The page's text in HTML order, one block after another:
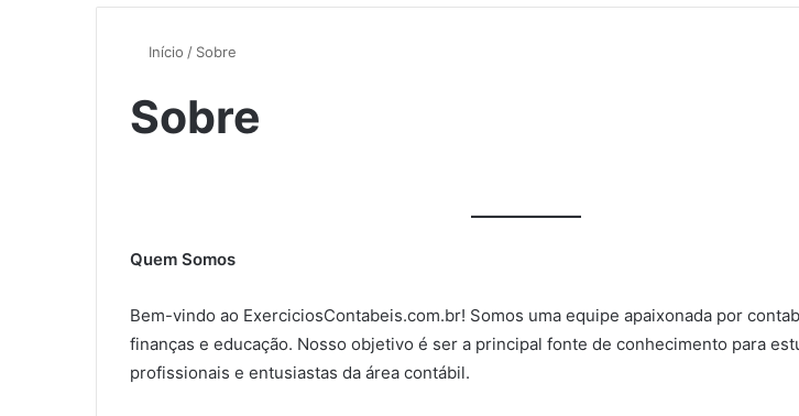
Início / Sobre
Sobre
Quem Somos
Bem-vindo ao ExerciciosContabeis.com.br! Somos uma equipe apaixonada por
finanças e educação. Nosso objetivo é ser a principal fonte de conhecimento para
profissionais e entusiastas da área contábil.